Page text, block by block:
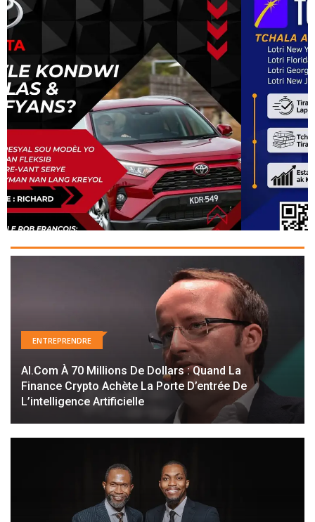
ENTREPRENDRE
AI.com À 70 Millions De Dollars : Quand La
Finance Crypto Achète La Porte D’entrée De
L’intelligence Artificielle